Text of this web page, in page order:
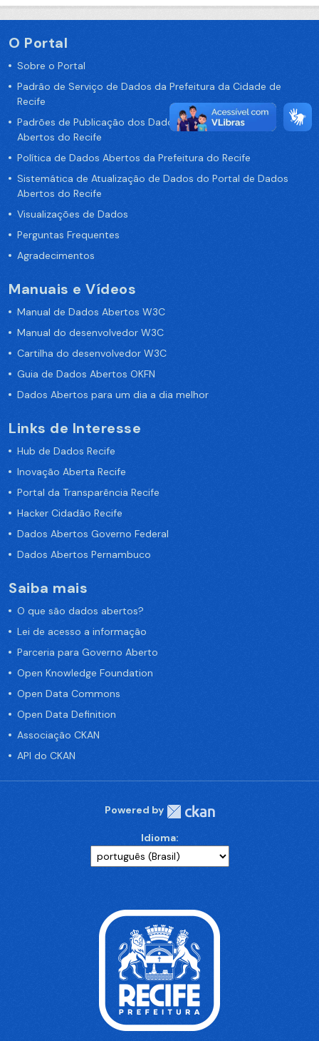
O Portal
Sobre o Portal
Padrão de Serviço de Dados da Prefeitura da Cidade de
Recife
Padrões de Publicação dos Dados no Portal de Dados
Abertos do Recife
Política de Dados Abertos da Prefeitura do Recife
Sistemática de Atualização de Dados do Portal de Dados
Abertos do Recife
Visualizações de Dados
Perguntas Frequentes
Agradecimentos
Manuais e Vídeos
Manual de Dados Abertos W3C
Manual do desenvolvedor W3C
Cartilha do desenvolvedor W3C
Guia de Dados Abertos OKFN
Dados Abertos para um dia a dia melhor
Links de Interesse
Hub de Dados Recife
Inovação Aberta Recife
Portal da Transparência Recife
Hacker Cidadão Recife
Dados Abertos Governo Federal
Dados Abertos Pernambuco
Saiba mais
O que são dados abertos?
Lei de acesso a informação
Parceria para Governo Aberto
Open Knowledge Foundation
Open Data Commons
Open Data Definition
Associação CKAN
API do CKAN
Powered by
Idioma